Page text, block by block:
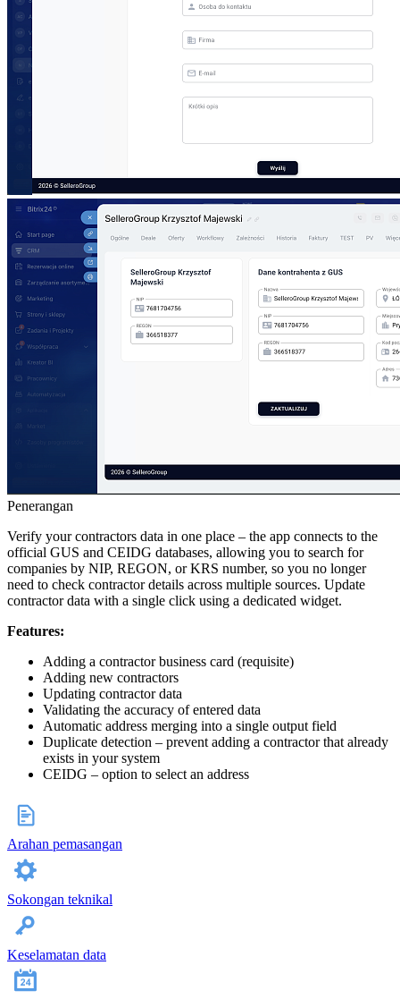
Penerangan
Verify your contractors data in one place – the app connects to the
official GUS and CEIDG databases, allowing you to search for
companies by NIP, REGON, or KRS number, so you no longer
need to check contractor details across multiple sources. Update
contractor data with a single click using a dedicated widget.
Features:
Adding a contractor business card (requisite)
Adding new contractors
Updating contractor data
Validating the accuracy of entered data
Automatic address merging into a single output field
Duplicate detection – prevent adding a contractor that already
exists in your system
CEIDG – option to select an address
Arahan pemasangan
Sokongan teknikal
Keselamatan data